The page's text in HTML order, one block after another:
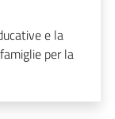
e la
per la